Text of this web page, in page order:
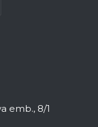
emb., 8/1